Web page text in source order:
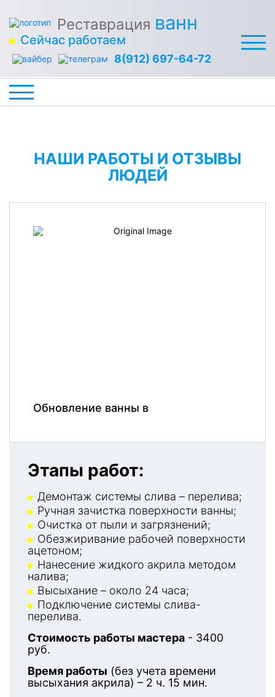
Реставрация ванн
Сейчас работаем
8(912) 697-64-72
НАШИ РАБОТЫ И ОТЗЫВЫ
ЛЮДЕЙ
Обновление ванны в
Этапы работ:
Демонтаж системы слива – перелива;
Ручная зачистка поверхности ванны;
Очистка от пыли и загрязнений;
Обезжиривание рабочей поверхности
ацетоном;
Нанесение жидкого акрила методом
налива;
Высыхание – около 24 часа;
Подключение системы слива-
перелива.
Стоимость работы мастера - 3400
руб.
Время работы (без учета времени
высыхания акрила) – 2 ч. 15 мин.